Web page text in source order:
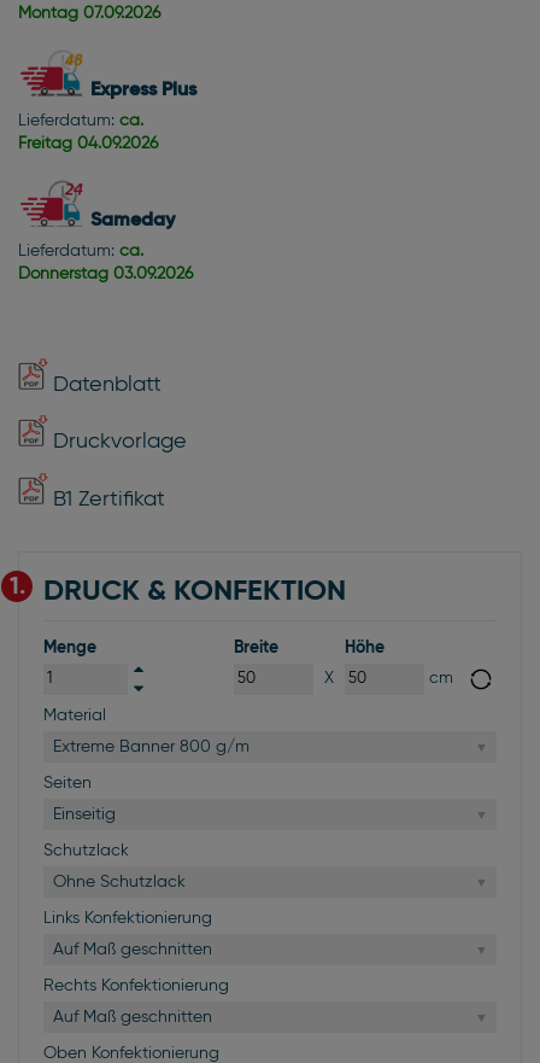
Montag 07.09.2026
Express Plus
Lieferdatum: ca.
Freitag 04.09.2026
Sameday
Lieferdatum: ca.
Donnerstag 03.09.2026
Datenblatt
Druckvorlage
B1 Zertifikat
1. DRUCK & KONFEKTION
Menge
Breite
X
Höhe
cm
Material
Extreme Banner 800 g/m
Seiten
Einseitig
Schutzlack
Ohne Schutzlack
Links Konfektionierung
Auf Maß geschnitten
Rechts Konfektionierung
Auf Maß geschnitten
Oben Konfektionierung